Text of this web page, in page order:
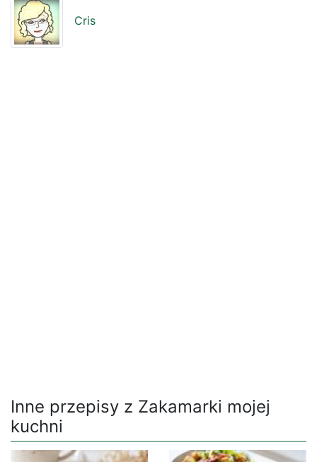
Cris
Inne przepisy z Zakamarki mojej
kuchni